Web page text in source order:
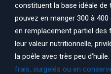
constituent la base idéale
pouvez en manger 300 à
en remplacement partiel des
leur valeur nutritionnelle,
la poêle avec très peu
frais, surgelés ou en